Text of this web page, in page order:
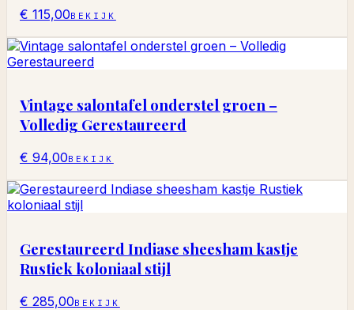
€ 115,00BEKIJK
Vintage salontafel onderstel groen –
Volledig Gerestaureerd
€ 94,00BEKIJK
Gerestaureerd Indiase sheesham kastje
Rustiek koloniaal stijl
€ 285,00BEKIJK